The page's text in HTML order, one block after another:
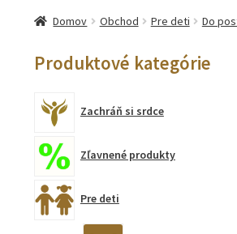
Domov Obchod Pre deti Do
Produktové kategórie
Zachráň si srdce
Zľavnené produkty
Pre deti